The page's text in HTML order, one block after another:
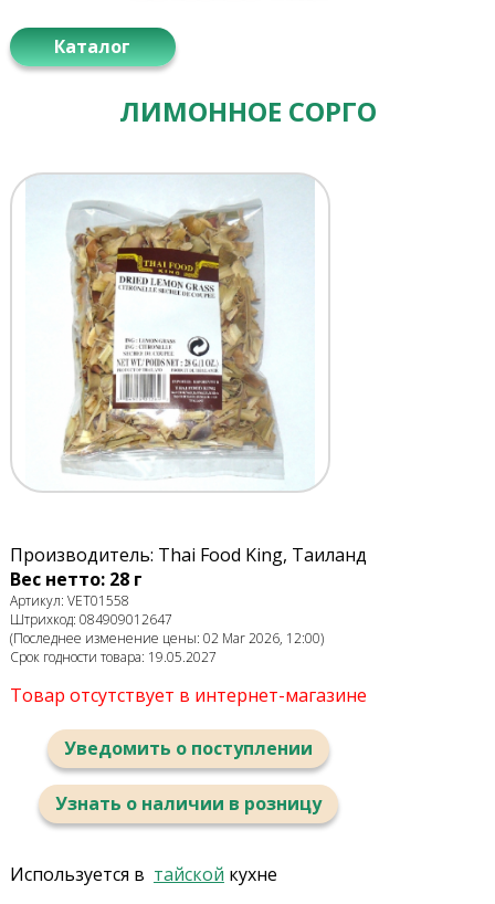
Каталог
ЛИМОННОЕ СОРГО
Производитель: Thai Food King, Таиланд
Вес нетто: 28 г
Артикул: VET01558
Штрихкод: 084909012647
(Последнее изменение цены: 02 Mar 2026, 12:00)
Срок годности товара: 19.05.2027
Товар отсутствует в интернет-магазине
Уведомить о поступлении
Узнать о наличии в розницу
Используется в тайской кухне